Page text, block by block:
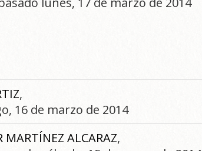
,
16 de marzo de 2014
MARTÍNEZ ALCARAZ,